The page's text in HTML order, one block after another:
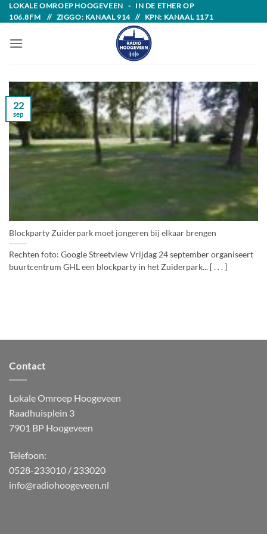
Skip
to
content
LOKALE OMROEP HOOGEVEEN - IN DE ETHER OP
106.8FM // ZIGGO: KANAAL 914 // KPN: KANAAL 1171
Blockparty Zuiderpark moet jongeren bij elkaar brengen
Rechten foto: Google Streetview Vrijdag 24 september organiseert
buurtcentrum GHL een blockparty in het Zuiderpark... [ . . . ]
22
sep
Contact
Lokale Omroep Hoogeveen
Raadhuisplein 3
7901 BP Hoogeveen
Telefoon:
0528-233010 / 233020
info@radiohoogeveen.nl